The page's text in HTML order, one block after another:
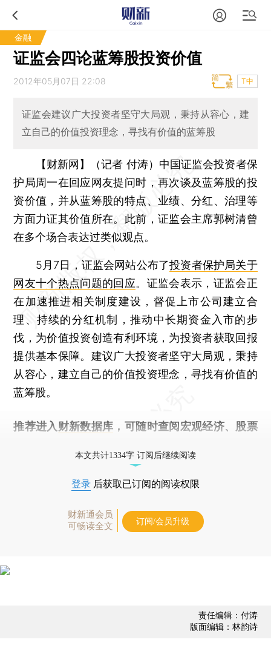
金融
证监会四论蓝筹股投资价值
2012年05月07日 22:08 T中
证监会建议广大投资者坚守大局观，秉持从容心，建
立自己的价值投资理念，寻找有价值的蓝筹股
【财新网】（记者 付涛） 中国证监会投资者保
护局周一在回应网友提问时，再次谈及蓝筹股的投
资价值，并从蓝筹股的特点、业绩、分红、治理等
方面力证其价值所在。此前，证监会主席郭树清曾
在多个场合表达过类似观点。
5月7日，证监会网站公布了投资者保护局关于
网友十个热点问题的回应。证监会表示，证监会正
在加速推进相关制度建设，督促上市公司建立合
理、持续的分红机制，推动中长期资金入市的步
伐，为价值投资创造有利环境，为投资者获取回报
提供基本保障。建议广大投资者坚守大局观，秉持
从容心，建立自己的价值投资理念，寻找有价值的
蓝筹股。
推荐进入 财新数据库 ，可随时查阅宏观经济、股票
本文共计1334字 订阅后继续阅读
登录 后获取已订阅的阅读权限
财新通会员
可畅读全文
订阅/会员升级
责任编辑：付涛
版面编辑：林韵诗